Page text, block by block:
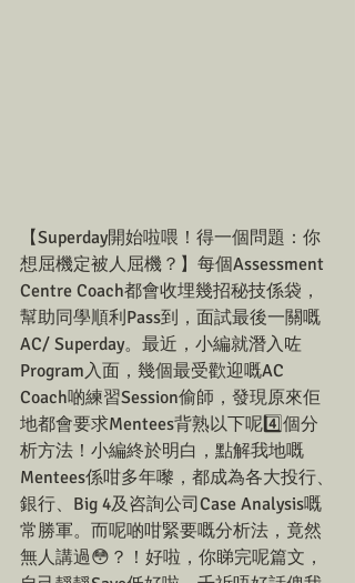
【Superday開始啦喂！得一個問題：你
想屈機定被人屈機？】每個Assessment
Centre Coach都會收埋幾招秘技係袋，
幫助同學順利Pass到，面試最後一關嘅
AC/ Superday。最近，小編就潛入咗
Program入面，幾個最受歡迎嘅AC
Coach啲練習Session偷師，發現原來佢
地都會要求Mentees背熟以下呢4️⃣個分
析方法！小編終於明白，點解我地嘅
Mentees係咁多年嚟，都成為各大投行、
銀行、Big 4及咨詢公司Case Analysis嘅
常勝軍。而呢啲咁緊要嘅分析法，竟然
無人講過😳？！好啦，你睇完呢篇文，